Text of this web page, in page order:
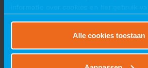
informatie over cookies en het gebruik van
Alle cookies toestaan